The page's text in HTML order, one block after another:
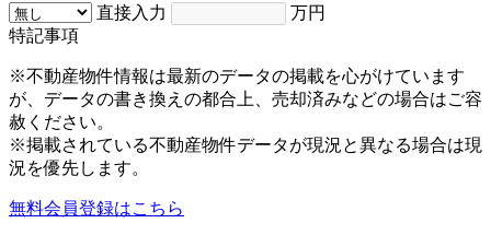
直接入力
万円
特記事項
※不動産物件情報は最新のデータの掲載を心がけています
が、データの書き換えの都合上、売却済みなどの場合はご容
赦ください。
※掲載されている不動産物件データが現況と異なる場合は現
況を優先します。
無料会員登録はこちら